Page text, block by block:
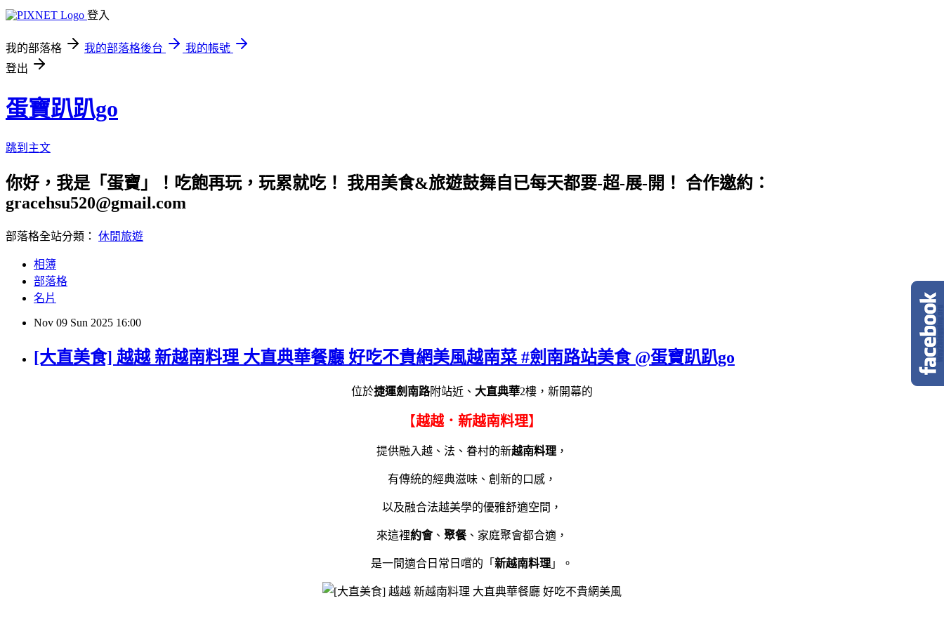
登入
我的部落格 我的部落格後台
我的帳號
登出
蛋寶趴趴go
跳到主文
你好，我是「蛋寶」！吃飽再玩，玩累就吃！ 我用美食&旅遊鼓舞自已每天都要-超-展-開！ 合作邀約：
gracehsu520@gmail.com
部落格全站分類： 休閒旅遊
相簿
部落格
名片
Nov 09 Sun 2025 16:00
[大直美食] 越越 新越南料理 大直典華餐廳 好吃不貴網美風越南菜 #劍南路站美食 @蛋寶趴趴go
位於捷運劍南路附站近、 大直典華2樓，新開幕的
【越越．新越南料理】
提供融入越、法、眷村的新越南料理 ，
有傳統的經典滋味、創新的口感，
以及融合法越美學的優雅舒適空間，
來這裡約會、 聚餐、家庭聚會都合適，
是一間適合日常日嚐的「 新越南料理 」。